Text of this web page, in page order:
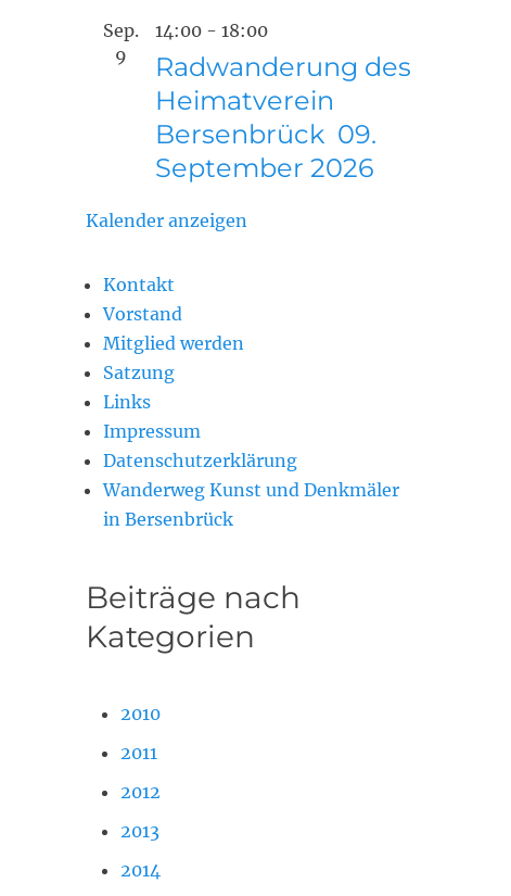
Sep.
9
14:00 - 18:00
Radwanderung des
Heimatverein
Bersenbrück 09.
September 2026
Kalender anzeigen
Kontakt
Vorstand
Mitglied werden
Satzung
Links
Impressum
Datenschutzerklärung
Wanderweg Kunst und Denkmäler
in Bersenbrück
Beiträge nach
Kategorien
2010
2011
2012
2013
2014